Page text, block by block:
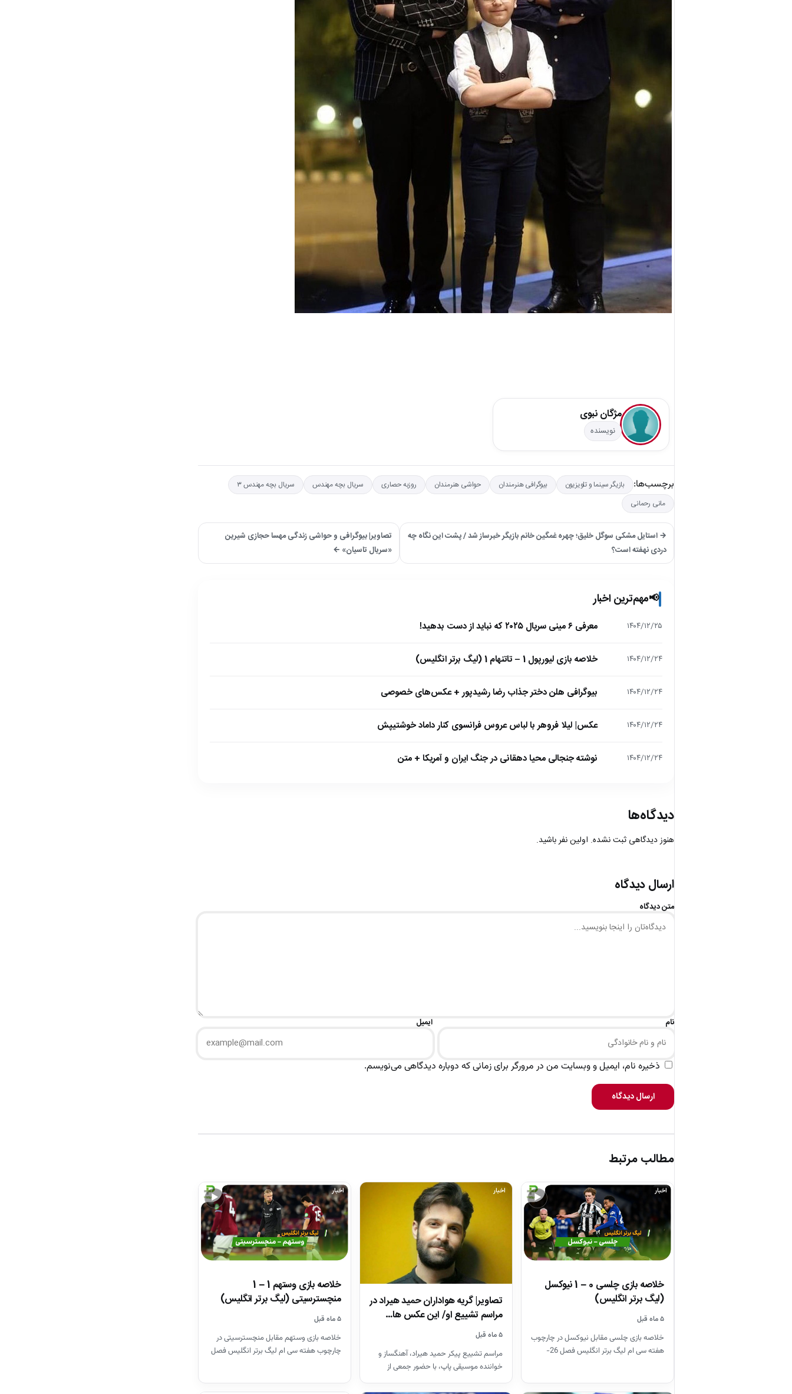
مژگان نبوی
نویسنده
برچسب‌ها: بازیگر سینما و تلویزیون بیوگرافی هنرمندان حواشی هنرمندان روزبه حصاری سریال بچه مهندس
سریال بچه مهندس ۳
مانی رحمانی
→ استایل مشکی سوگل خلیق؛ چهره غمگین خانم بازیگر خبرساز شد / پشت این نگاه چه
دردی نهفته است؟
تصاویر| بیوگرافی و حواشی زندگی مهسا حجازی شیرین
«سریال تاسیان» ←
📢مهم‌ترین اخبار
۱۴۰۴/۱۲/۲۵ معرفی ۶ مینی سریال ۲۰۲۵ که نباید از دست بدهید!
۱۴۰۴/۱۲/۲۴ خلاصه بازی لیورپول 1 – تاتنهام 1 (لیگ برتر انگلیس)
۱۴۰۴/۱۲/۲۴ بیوگرافی هلن دختر جذاب رضا رشیدپور + عکس‌های خصوصی
۱۴۰۴/۱۲/۲۴ عکس| لیلا فروهر با لباس عروس فرانسوی کنار داماد خوشتیپش
۱۴۰۴/۱۲/۲۴ نوشته جنجالی محیا دهقانی در جنگ ایران و آمریکا + متن
دیدگاه‌ها
هنوز دیدگاهی ثبت نشده. اولین نفر باشید.
ارسال دیدگاه
متن دیدگاه
نام ایمیل
ذخیره نام، ایمیل و وبسایت من در مرورگر برای زمانی که دوباره دیدگاهی می‌نویسم.
ارسال دیدگاه
مطالب مرتبط
▶
اخبار
خلاصه بازی چلسی 0 – 1 نیوکسل
(لیگ برتر انگلیس)
۵ ماه قبل
خلاصه بازی چلسی مقابل نیوکسل در چارچوب
هفته سی ام لیگ برتر انگلیس فصل 26-
اخبار
تصاویر| گریه هواداران حمید هیراد در
مراسم تشییع او/ این عکس ها…
۵ ماه قبل
مراسم تشییع پیکر حمید هیراد، آهنگساز و
خواننده موسیقی پاپ، با حضور جمعی از
هنرمندان در قطعه هنرمندان…
▶
اخبار
خلاصه بازی وستهم 1 – 1
منچسترسیتی (لیگ برتر انگلیس)
۵ ماه قبل
خلاصه بازی وستهم مقابل منچسترسیتی در
چارچوب هفته سی ام لیگ برتر انگلیس فصل